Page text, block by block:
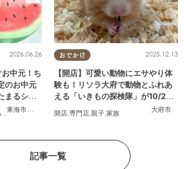
東海市
,大府市 知多市,東浦町,阿久比町 常滑市,武豊
2026.06.26
中元！ち
のお中元
まるショ
家族,おうち時間
おでかけ
大府市
2025.12.13
【開店】可愛い動物にエサやり体
験も！リソラ大府で動物とふれあ
える「いきもの探検隊」が10/24
開店 専門店 親子 家族
記事一覧